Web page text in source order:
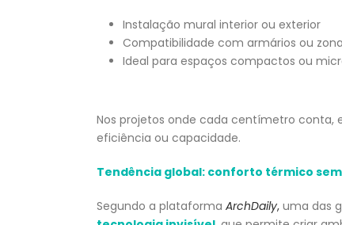
Instalação mural interior ou exterior
Compatibilidade com armários ou
Ideal para espaços compactos ou
Nos projetos onde cada centímetro
eficiência ou capacidade.
Tendência global: conforto térmico
Segundo a plataforma ArchDaily, uma das